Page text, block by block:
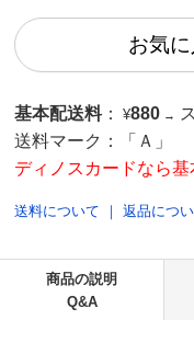
お気
基本配送料 ： ¥880 →
送料マーク：
「Ａ」
ディノスカードなら基
送料について ｜返品につ
商品の説明
Q&A